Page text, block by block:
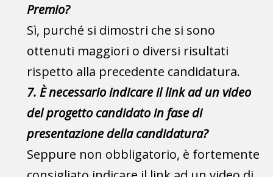
Premio?
Sì, purché si dimostri che si sono
ottenuti maggiori o diversi risultati
rispetto alla precedente candidatura.
7. È necessario indicare il link ad un video
del progetto candidato in fase di
presentazione della candidatura?
Seppure non obbligatorio, è fortemente